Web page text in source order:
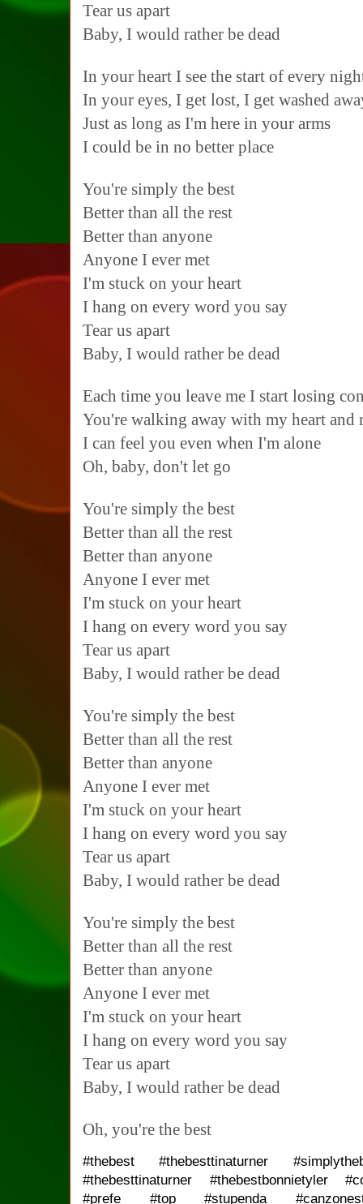
Tear us apart
Baby, I would rather be dead
In your heart I see the start of every
In your eyes, I get lost, I get washed
Just as long as I'm here in your arms
I could be in no better place
You're simply the best
Better than all the rest
Better than anyone
Anyone I ever met
I'm stuck on your heart
I hang on every word you say
Tear us apart
Baby, I would rather be dead
Each time you leave me I start losing
You're walking away with my heart and
I can feel you even when I'm alone
Oh, baby, don't let go
You're simply the best
Better than all the rest
Better than anyone
Anyone I ever met
I'm stuck on your heart
I hang on every word you say
Tear us apart
Baby, I would rather be dead
You're simply the best
Better than all the rest
Better than anyone
Anyone I ever met
I'm stuck on your heart
I hang on every word you say
Tear us apart
Baby, I would rather be dead
You're simply the best
Better than all the rest
Better than anyone
Anyone I ever met
I'm stuck on your heart
I hang on every word you say
Tear us apart
Baby, I would rather be dead
Oh, you're the best
#thebest #thebesttinaturner
#thebesttinaturner #thebestbonnietyler
#prefe #top #stupenda